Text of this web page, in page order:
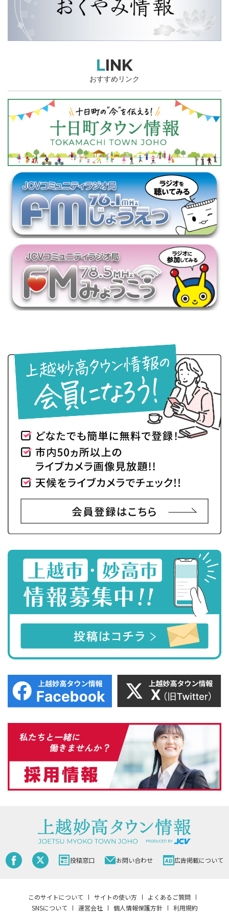
LINK
おすすめリンク
投稿窓口 お問い合わせ 広告掲載について
このサイトについて サイトの使い方
よくあるご質問
SNSについて
運営会社 個人情報保護方針 利用規約